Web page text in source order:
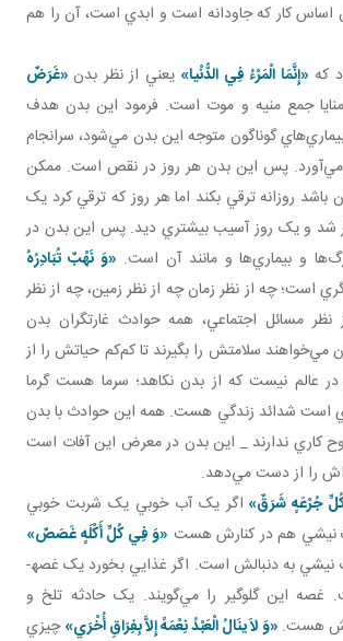
کار که جاودانه است و ابدي است، آن را هم
که «إِنَّمَا الْمَرْءُ فِي الدُّنْيا» يعني از نظر بدن«غَرَضٌ
منايا جمع منيه و موت است. فرمود اين بدن هدف‌
گوناگون متوجه اين بدن مي‌شود، سرانجام
مي‌آورد. پس اين بدن هر روز در نقص است. ممکن
روزانه ترقي بکند اما هر روز که ترقي کرد يک
شد و يک روز آسيب بيشتري ديد. پس اين بدن در
و بيماري‌ها و مانند آن است. «وَ نَهْبٌ تُبَادِرُهُ
است؛ چه از نظر زمان چه از نظر زمين، چه از نظر
مسائل اجتماعي، همه حوادث غارتگران بدن‌
مي‌خواهند سلامتش را بگيرند تا کم‌کم حياتش را از
عالم نيست که از بدن نکاهد؛ سرما هست گرما
است شدائد زندگي هست. همه اين حوادث با بدن
روح کاري ندارند _ اين بدن در معرض اين آفات است
را از دست مي‌دهد.
جُرْعَهٍ شَرَقٌ» اگر يک آب خوبي يک شربت خوبي
نيشي هم در کنارش هست «وَ فِي کُلِّ أَکْلَهٍ غَصَصٌ»
نيشي به دنبالش است. اگر غذايي بخورد يک غصه­
غصه اين گلوگير را مي‌گويند. يک حادثه تلخ و
هست. «وَ لاَ ينَالُ الْعَبْدُ نِعْمَهً إِلاَّ بِفِرَاقِ أُخْرَي»چيزي